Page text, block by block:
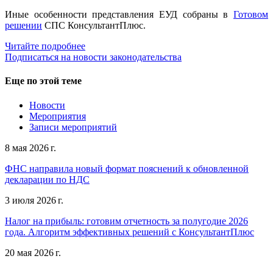
Иные особенности представления ЕУД собраны в Готовом
решении СПС КонсультантПлюс.
Читайте подробнее
Подписаться на новости законодательства
Еще по этой теме
Новости
Мероприятия
Записи мероприятий
8 мая 2026 г.
ФНС направила новый формат пояснений к обновленной
декларации по НДС
3 июля 2026 г.
Налог на прибыль: готовим отчетность за полугодие 2026
года. Алгоритм эффективных решений с КонсультантПлюс
20 мая 2026 г.